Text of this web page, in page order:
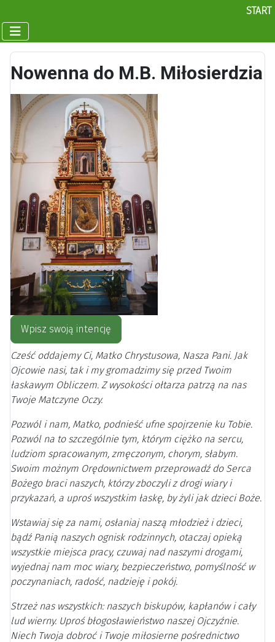
START
Nowenna do M.B. Miłosierdzia
Wpisz swoją intencję
Cześć oddajemy Ci, Matko Chrystusowa, Nasza Pani. Jak
Ojcowie nasi, tak i my gromadzimy się przed Twoim
łaskawym Obliczem. Z wysokości ołtarza patrzą na nas
Twoje Matczyne Oczy.
Pozwól i nam, Matko, podnieść ufne spojrzenie ku Tobie.
Pozwól na to szczególnie tym, którym ciężko na sercu,
ludziom spracowanym, zmęczonym, chorym, słabym.
Swoim możnym Orędownictwem przeprowadź do Serca
Bożego braci naszych, którzy zboczyli z drogi wiary i
przykazań, a uproś wszystkim łaskę, by żyli jak dzieci Boże.
Wstawiaj się za nami, osłaniaj naszą młodzież i dzieci,
bądź Panią naszych ognisk rodzinnych, otaczaj opieką
wszystkie miejsca pracy, czuwaj nad naszymi drogami,
wyjednaj nam moc wiary, bezpieczeństwo, pomyślność w
poczynaniach, radość, nadzieję i pokój.
Strzeż nas wszystkich: naszych biskupów, kapłanów i cały
lud wierny. Uproś błogosławieństwo naszej Ojczyźnie.
Niech Twoja dobroć i Twoje miłosierne pośrednictwo